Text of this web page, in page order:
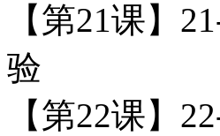
【第21课】
验
【第22课】